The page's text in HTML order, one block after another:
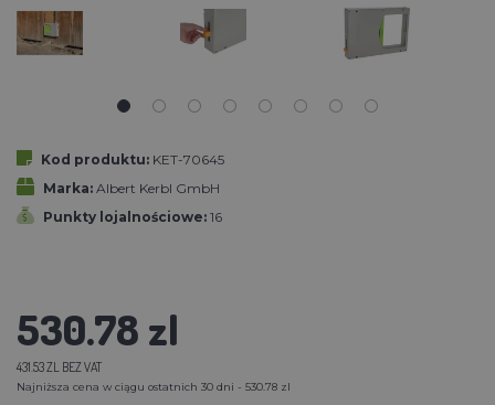
Kod produktu: KET-70645
Marka: Albert Kerbl GmbH
Punkty lojalnościowe: 16
530.78 zl
431.53 ZL BEZ VAT
Najniższa cena w ciągu ostatnich 30 dni - 530.78 zl